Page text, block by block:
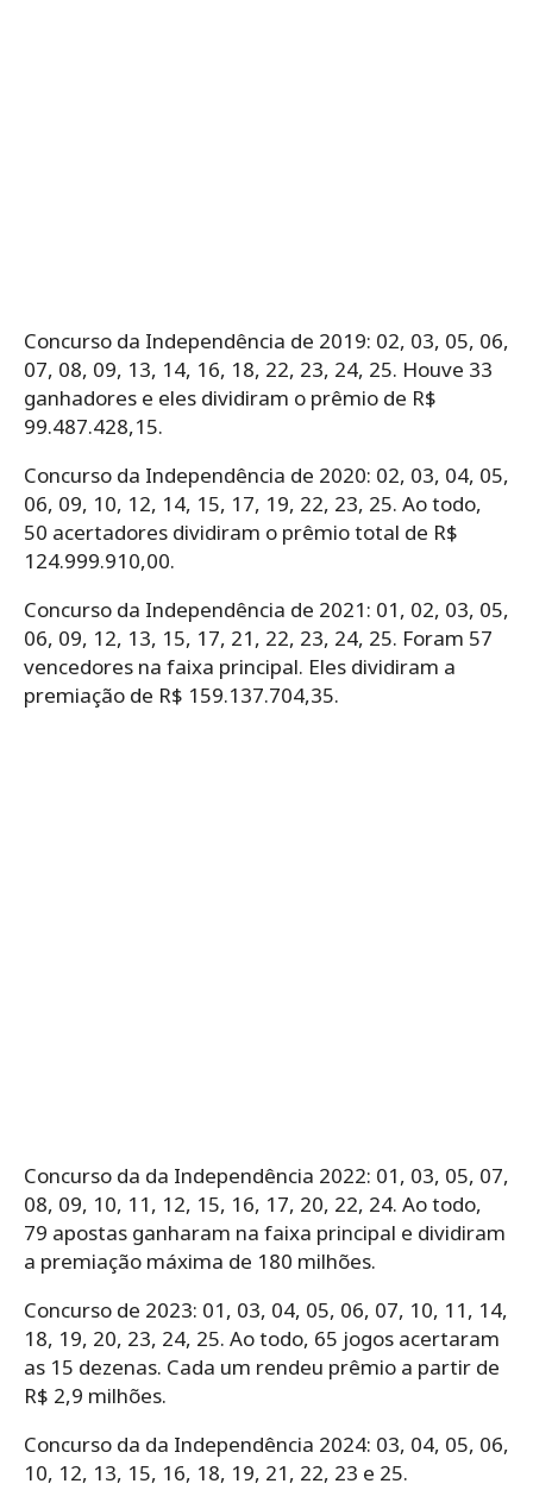
Concurso da Independência de 2019: 02, 03, 05, 06,
07, 08, 09, 13, 14, 16, 18, 22, 23, 24, 25. Houve 33
ganhadores e eles dividiram o prêmio de R$
99.487.428,15.
Concurso da Independência de 2020: 02, 03, 04, 05,
06, 09, 10, 12, 14, 15, 17, 19, 22, 23, 25. Ao todo,
50 acertadores dividiram o prêmio total de R$
124.999.910,00.
Concurso da Independência de 2021: 01, 02, 03, 05,
06, 09, 12, 13, 15, 17, 21, 22, 23, 24, 25. Foram 57
vencedores na faixa principal. Eles dividiram a
premiação de R$ 159.137.704,35.
Concurso da da Independência 2022: 01, 03, 05, 07,
08, 09, 10, 11, 12, 15, 16, 17, 20, 22, 24. Ao todo,
79 apostas ganharam na faixa principal e dividiram
a premiação máxima de 180 milhões.
Concurso de 2023: 01, 03, 04, 05, 06, 07, 10, 11, 14,
18, 19, 20, 23, 24, 25. Ao todo, 65 jogos acertaram
as 15 dezenas. Cada um rendeu prêmio a partir de
R$ 2,9 milhões.
Concurso da da Independência 2024: 03, 04, 05, 06,
10, 12, 13, 15, 16, 18, 19, 21, 22, 23 e 25.